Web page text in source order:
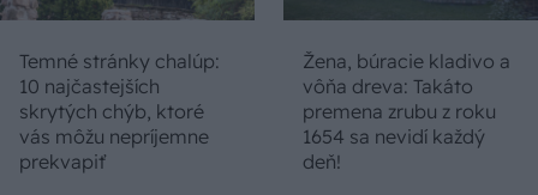
Temné stránky chalúp:
10 najčastejších
skrytých chýb, ktoré
vás môžu nepríjemne
prekvapiť
Žena, búracie kladivo a
vôňa dreva: Takáto
premena zrubu z roku
1654 sa nevidí každý
deň!